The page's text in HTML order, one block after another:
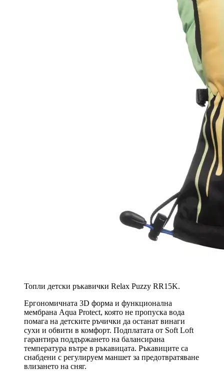
Топли детски ръкавички Relax Puzzy RR15K.
Ергономичната 3D форма и функционална
мембрана Aqua Protect, която не пропуска вода
помага на детските ръчички да останат винаги
сухи и обвити в комфорт. Подплатата от Soft Loft
гарантира поддържането на балансирана
температура вътре в ръкавицата. Ръкавиците са
снабдени с регулируем маншет за предотвратяване
влизането на сняг.